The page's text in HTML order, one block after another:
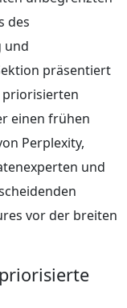
des
und
präsentiert
priorisierten
einen frühen
Perplexity,
und
vor der breiten